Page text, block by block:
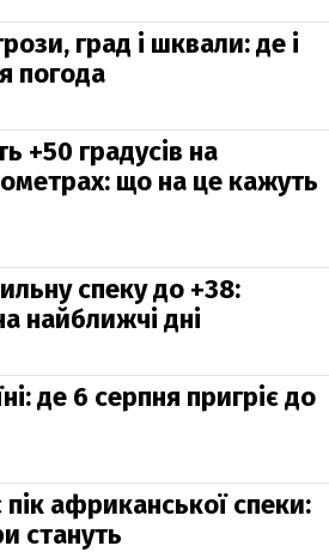
град і шквали: де і
погода
+50 градусів на
що на це кажуть
спеку до +38:
найближчі дні
де 6 серпня пригріє до
пік африканської спеки:
стануть